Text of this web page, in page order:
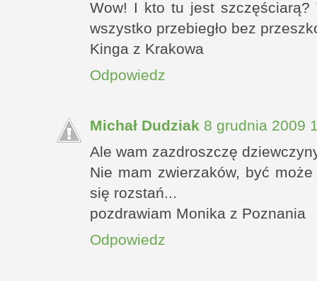
Wow! I kto tu jest
wszystko przebiegło bez
Kinga z Krakowa
Odpowiedz
Michał Dudziak 8 grudnia 2009
Ale wam zazdroszczę
Nie mam zwierzaków, być
się rozstań...
pozdrawiam Monika z Poznania
Odpowiedz